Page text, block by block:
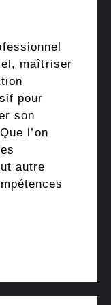
maîtriser
pour
son
l’on
autre